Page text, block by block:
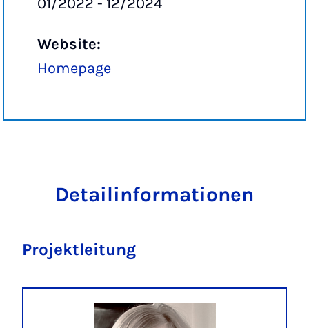
Website:
Homepage
Detailinformationen
Projektleitung